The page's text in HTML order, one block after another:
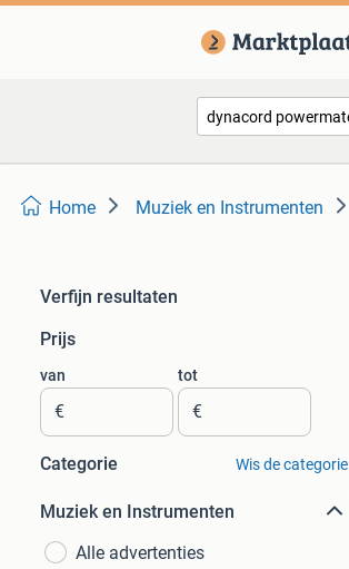
Home Muziek en Instrumenten
Verfijn resultaten
Prijs
van
€
tot
€
Categorie Wis de categorie
Muziek en Instrumenten
Alle advertenties